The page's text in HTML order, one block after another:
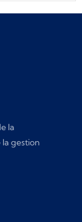
la
la gestion